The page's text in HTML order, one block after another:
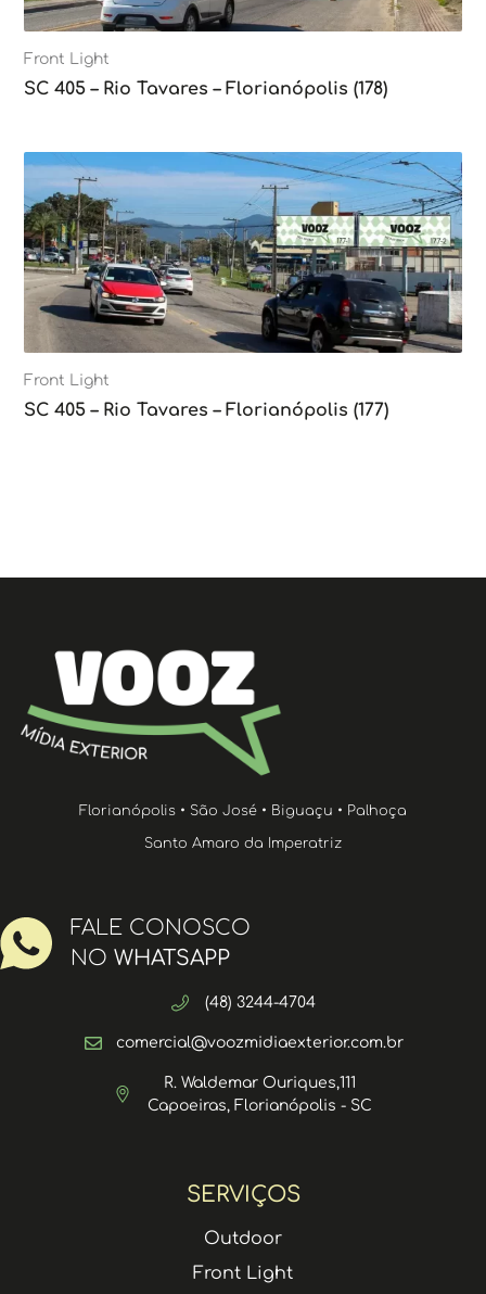
Front Light
SC 405 – Rio Tavares – Florianópolis (178)
Front Light
SC 405 – Rio Tavares – Florianópolis (177)
SERVIÇOS
Outdoor
Front Light
Florianópolis • São José • Biguaçu • Palhoça
Santo Amaro da Imperatriz
FALE CONOSCO
NO WHATSAPP
(48) 3244-4704
comercial@voozmidiaexterior.com.br
R. Waldemar Ouriques,111
Capoeiras, Florianópolis - SC